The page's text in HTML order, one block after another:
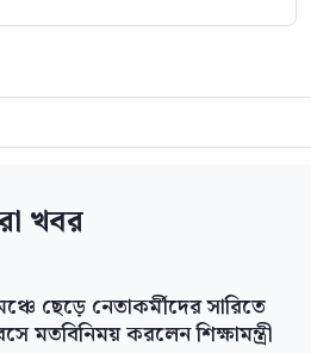
খবর
ছেড়ে নেতাকর্মীদের সারিতে
মতবিনিময় করলেন শিক্ষামন্ত্রী